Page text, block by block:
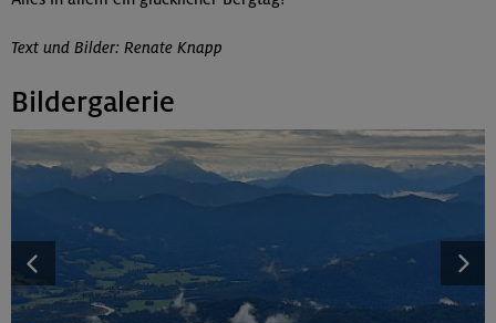
Text und Bilder: Renate Knapp
Bildergalerie